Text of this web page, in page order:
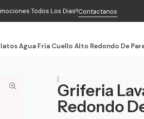
Todos Los Dias!!Contactanos
Agua Fría Cuello Alto Redondo De
|
Griferia
Redondo